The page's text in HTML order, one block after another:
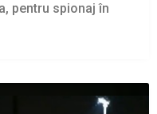
pentru spionaj în